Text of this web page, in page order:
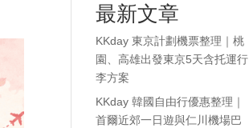
最新文章
KKday 東京計劃機票整理｜桃
園、高雄出發東京5天含托運行
李方案
KKday 韓國自由行優惠整理｜
首爾近郊一日遊與仁川機場巴